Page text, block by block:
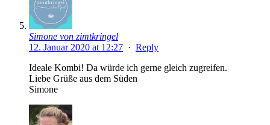
Simone von zimtkringel
12. Januar 2020 at 12:27 · Reply
Ideale Kombi! Da würde ich gerne gleich zugreifen.
Liebe Grüße aus dem Süden
Simone